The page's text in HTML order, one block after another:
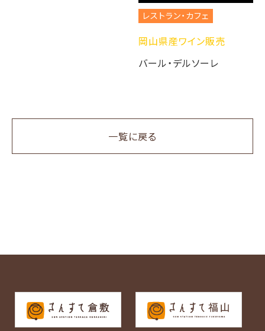
レストラン・カフェ
岡山県産ワイン販売
バール・デルソーレ
一覧に戻る